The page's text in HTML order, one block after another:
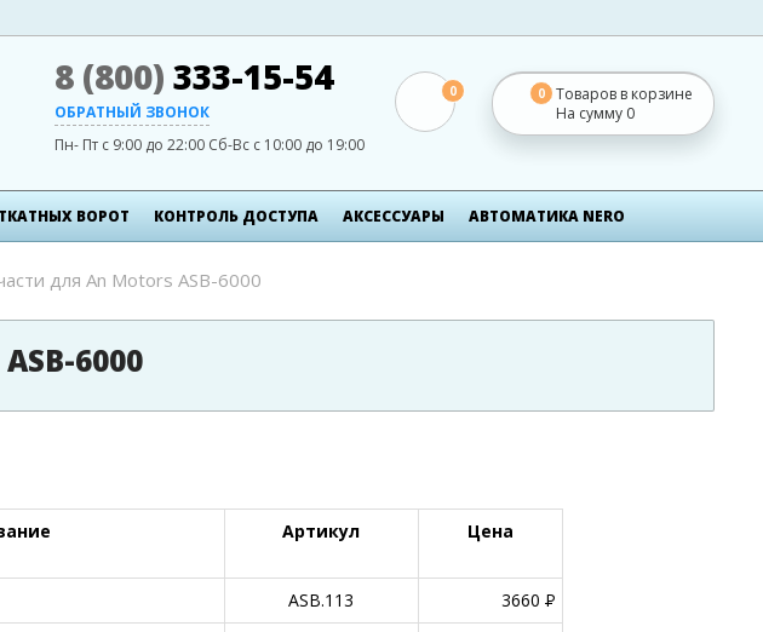
8 (800) 333-15-54
ОБРАТНЫЙ ЗВОНОК
Пн- Пт с 9:00 до 22:00 Сб-Вс с 10:00 до 19:00
0 0
Товаров в корзине
На сумму 0
ВОРОТ КОНТРОЛЬ ДОСТУПА АКСЕСCУАРЫ АВТОМАТИКА NERO
для An Motors ASB-6000
6000
Артикул Цена
ASB.113 3660 P